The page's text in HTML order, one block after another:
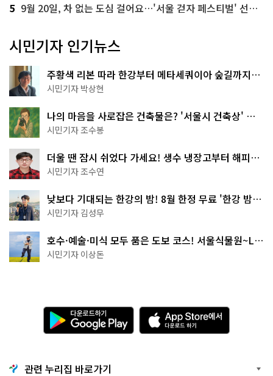
5 9월 20일, 차 없는 도심 걸어요…'서울 걷자 페스티벌' 선착순 5천명
시민기자 인기뉴스
주황색 리본 따라 한강부터 메타세쿼이아 숲길까지…
서울둘레길 15코스
시민기자 박상현
나의 마음을 사로잡은 건축물은? '서울시 건축상' 수
상작 공개!
시민기자 조수봉
더울 땐 잠시 쉬었다 가세요! 생수 냉장고부터 해피소
·무더위쉼터까지
시민기자 조수연
낮보다 기대되는 한강의 밤! 8월 한정 무료 '한강 밤
핑' 예약은?
시민기자 김성무
호수·예술·미식 모두 품은 도보 코스! 서울식물원~LG
아트센터~마곡테라스거리
시민기자 이상돈
다
운
로
기
A
p
p
관련 누리집 바로가기